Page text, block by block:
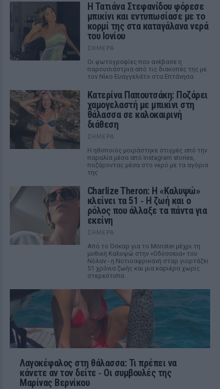
Η Τατιάνα Στεφανίδου φόρεσε
μπικίνι και εντυπωσίασε με το
κορμί της στα καταγάλανα νερά
του Ιονίου
ΣΉΜΕΡΑ
Οι φωτογραφίες που ανέβασε η
παρουσιάστρια από τις διακοπές της με
τον Νίκο Ευαγγελάτο στα Επτάνησα
Κατερίνα Παπουτσάκη: Ποζάρει
χαμογελαστή με μπικίνι στη
θάλασσα σε καλοκαιρινή
διάθεση
ΣΉΜΕΡΑ
Η ηθοποιός μοιράστηκε στιγμές από την
παραλία μέσα από Instagram stories,
ποζάροντας μέσα στο νερό με τα αγόρια
της
Charlize Theron: Η «Καλυψώ»
κλείνει τα 51 ‑ H ζωή και ο
ρόλος που άλλαξε τα πάντα για
εκείνη
ΣΉΜΕΡΑ
Από το Όσκαρ για το Monster μέχρι τη
μυθική Καλυψώ στην «Οδύσσεια» του
Νόλαν - η Νοτιοαφρικανή σταρ γιορτάζει
51 χρόνια ζωής και μια καριέρα χωρίς
στερεότυπα.
Λαγοκέφαλος στη θάλασσα: Τι πρέπει να
κάνετε αν τον δείτε ‑ Οι συμβουλές της
Μαρίνας Βερνίκου